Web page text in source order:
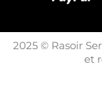
2025 © Rasoir
et